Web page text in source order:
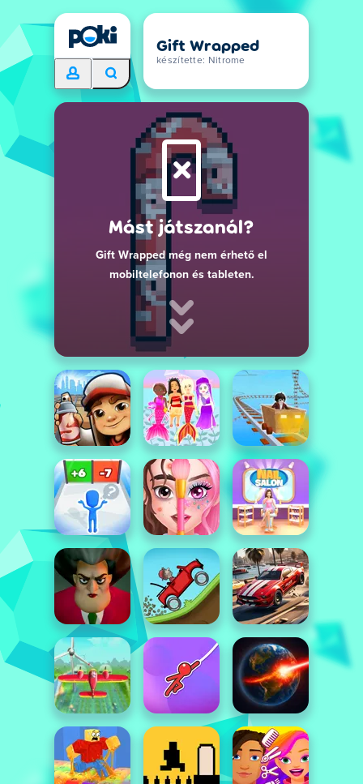
Gift Wrapped
készítette: Nitrome
Mást játszanál?
Gift Wrapped még nem érhető el
mobiltelefonon és tableten.